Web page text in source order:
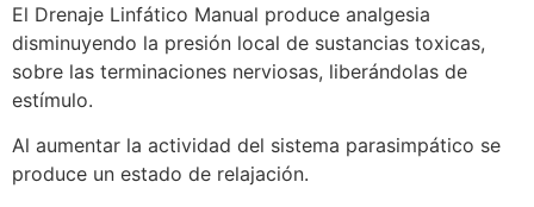
El Drenaje Linfático Manual produce analgesia
disminuyendo la presión local de sustancias toxicas,
sobre las terminaciones nerviosas, liberándolas de
estímulo.
Al aumentar la actividad del sistema parasimpático se
produce un estado de relajación.